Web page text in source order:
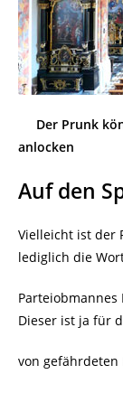
Der Prunk
anlocken
Auf den
Vielleicht ist der
lediglich die
Parteiobmannes
Dieser ist ja für
von gefährdeten